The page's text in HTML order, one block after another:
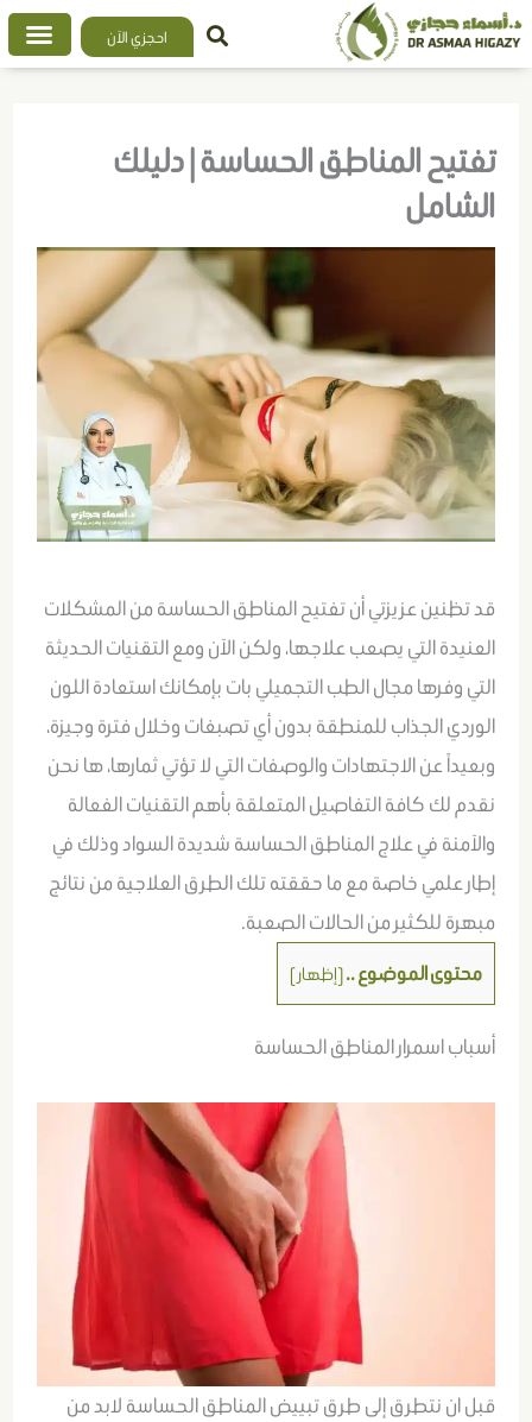
تخطي
إلى
احجزي الآن
تفتيح المناطق الحساسة | دليلك
الشامل
قد تظنين عزيزتي أن تفتيح المناطق الحساسة من المشكلات
العنيدة التي يصعب علاجها، ولكن الآن ومع التقنيات الحديثة
التي وفرها مجال الطب التجميلي بات بإمكانك استعادة اللون
الوردي الجذاب للمنطقة بدون أي تصبغات وخلال فترة وجيزة،
وبعيداً عن الاجتهادات والوصفات التي لا تؤتي ثمارها، ها نحن
نقدم لك كافة التفاصيل المتعلقة بأهم التقنيات الفعالة
والآمنة في علاج المناطق الحساسة شديدة السواد وذلك في
إطار علمي خاصة مع ما حققته تلك الطرق العلاجية من نتائج
مبهرة للكثير من الحالات الصعبة.
محتوى الموضوع ..[إظهار]
أسباب اسمرار المناطق الحساسة
قبل ان نتطرق إلى طرق تبييض المناطق الحساسة لابد من